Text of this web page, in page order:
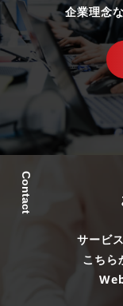
企業理念
Contact
サービ
こちら